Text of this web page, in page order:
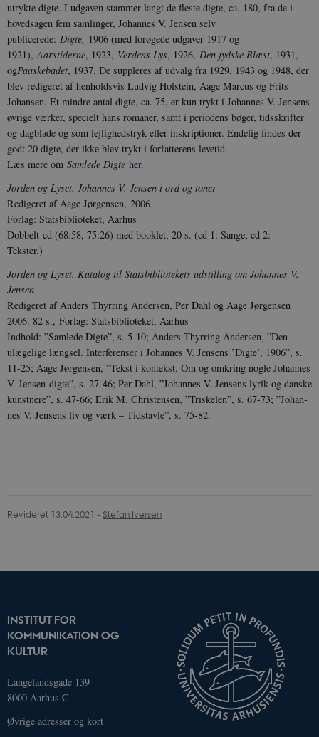
utrykte digte. I udgaven stammer langt de fleste digte, ca. 180, fra de i
hovedsagen fem samlinger, Johannes V. Jensen selv
publicerede: Digte, 1906 (med forøgede udgaver 1917 og
1921),Aarstiderne, 1923, Verdens Lys, 1926, Den jydske Blæst, 1931,
ogPaaskebadet, 1937. De suppleres af udvalg fra 1929, 1943 og 1948, der
blev redigeret af henholdsvis Ludvig Holstein, Aage Marcus og Frits
Johansen. Et mindre antal digte, ca. 75, er kun trykt i Johannes V. Jensens
øvrige værker, specielt hans romaner, samt i periodens bøger, tidsskrifter
og dagblade og som lejlighedstryk eller inskriptioner. Endelig findes der
godt 20 digte, der ikke blev trykt i forfatterens levetid.
Læs mere om Samlede Digte her.
Jorden og Lyset. Johannes V. Jensen i ord og toner
Redigeret af Aage Jørgen­sen, 2006
Forlag: Stats­bib­lio­teket, Aarhus
Dobbelt-cd (68:58, 75:26) med booklet, 20 s. (cd 1: Sange; cd 2:
Tekster.)
Jorden og Lyset. Kata­log til Stats­biblio­tekets udstilling om Johannes V.
Jensen
Redigeret af Anders Thyrring Andersen, Per Dahl og Aage Jørgensen
2006. 82 s., Forlag: Statsbiblioteket, Aarhus
Indhold: ”Samlede Dig­te”, s. 5-10; Anders Thyrring Andersen, ”Den
ulægelige længsel. Interferenser i Jo­han­nes V. Jensens ’Digte’, 1906”, s.
11-25; Aage Jørgensen, ”Tekst i kontekst. Om og om­kring nogle Johannes
V. Jensen-digte”, s. 27-46; Per Dahl, ”Johannes V. Jensens ly­rik og danske
kunstnere”, s. 47-66; Erik M. Christensen, ”Tri­skelen”, s. 67-73; ”Jo­han­
nes V. Jensens liv og værk – Tidstavle”, s. 75-82.
Revideret 13.04.2021 - Stefan Iversen
INSTITUT FOR
KOMMUNIKATION OG
KULTUR
Langelandsgade 139
8000 Aarhus C
Øvrige adresser og kort